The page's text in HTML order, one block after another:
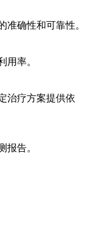
确性和可靠性。
率。
治疗方案提供依
告。